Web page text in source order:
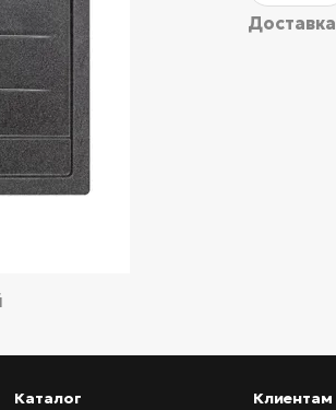
Доставка
Каталог Клиентам